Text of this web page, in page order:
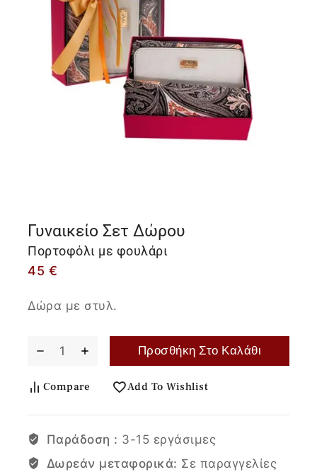
Γυναικείο Σετ Δώρου
Πορτοφόλι με φουλάρι
45 €
Δώρα με στυλ.
Προσθήκη Στο Καλάθι
Compare Add To Wishlist
Παράδοση : 3-15 εργάσιμες
Δωρεάν μεταφορικά: Σε παραγγελίες